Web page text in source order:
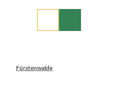
Fürstenwalde